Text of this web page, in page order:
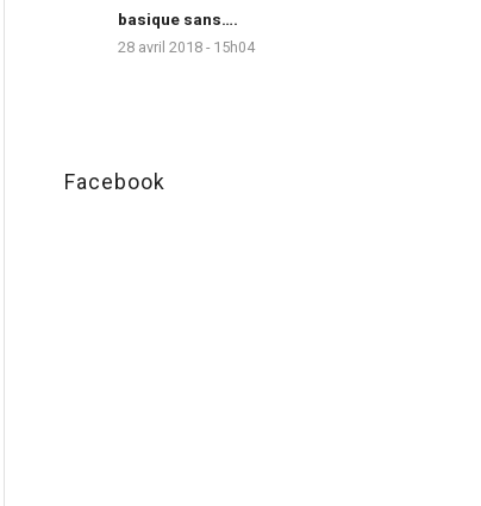
basique sans….
28 avril 2018 - 15h04
Facebook